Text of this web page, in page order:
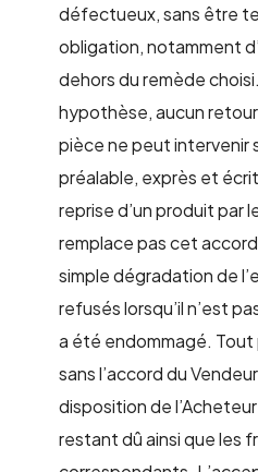
défectueux, sans être
obligation, notamment
dehors du remède
hypothèse, aucun
pièce ne peut intervenir
préalable, exprès et
reprise d’un produit par
remplace pas cet
simple dégradation de
refusés lorsqu’il n’est
a été endommagé.
sans l’accord du
disposition de
restant dû ainsi que les